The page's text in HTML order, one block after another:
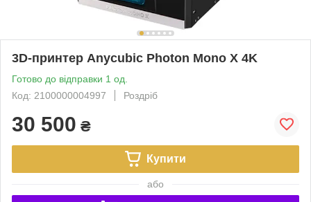
3D-принтер Anycubic Photon Mono X 4K
Готово до відправки 1 од.
Код: 2100000004997
Роздріб
30 500 ₴
Купити
або